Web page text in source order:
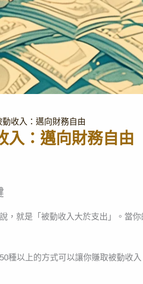
收入：邁向財務自由
入：邁向財務自由
，就是「被動收入大於支出」。當
種以上的方式可以讓你賺取被動收